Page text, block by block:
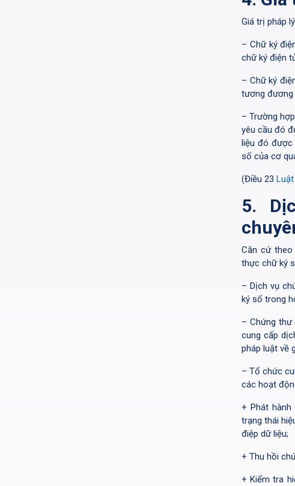
Giá trị pháp
– Chữ ký
chữ ký điện
– Chữ ký
tương đương
– Trường
yêu cầu đó
liệu đó được
số của cơ
(Điều 23
5.
Căn cứ
thực chữ ký
– Dịch vụ
ký số trong
– Chứng thư
cung cấp
pháp luật về
– Tổ chức
các hoạt
+ Phát
trạng thái
điệp dữ liệu;
+ Thu hồi
+ Kiểm tra